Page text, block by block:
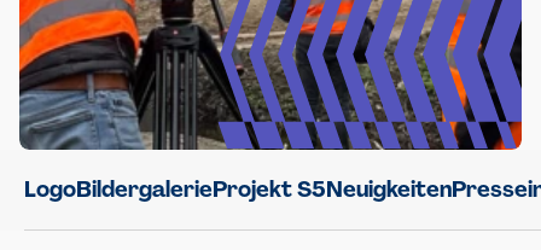
LogoBildergalerieProjekt S5Neuigkeiten